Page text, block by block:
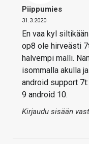
Piippumies
31.3.2020
En vaa kyl
op8 ole hirveästi
halvempi malli.
isommalla akulla
android support
9 android 10.
Kirjaudu sisään